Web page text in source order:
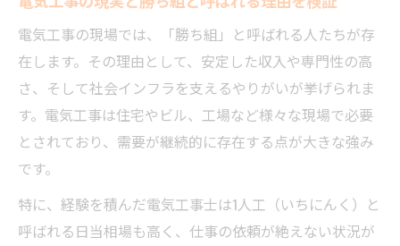
る影響
働きやすい電気工事現場の特徴と実例
電気工事で求められるコミュニケーション
力
電気工事チームに必要な役割分担と対応力
電気工事のやりがいとチームで得られる達
成感
電気工事の現場では、「勝ち組」と呼ばれる人たちが存
在します。その理由として、安定した収入や専門性の高
さ、そして社会インフラを支えるやりがいが挙げられま
す。電気工事は住宅やビル、工場など様々な現場で必要
とされており、需要が継続的に存在する点が大きな強み
です。
特に、経験を積んだ電気工事士は1人工（いちにんく）と
呼ばれる日当相場も高く、仕事の依頼が絶えない状況が